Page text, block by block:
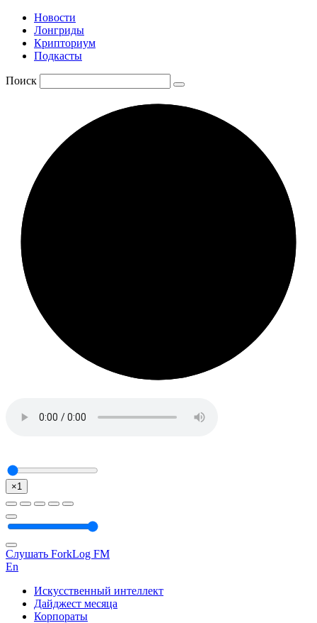
Новости
Лонгриды
Крипториум
Подкасты
Поиск
×1
Слушать ForkLog FM
En
Искусственный интеллект
Дайджест месяца
Корпораты